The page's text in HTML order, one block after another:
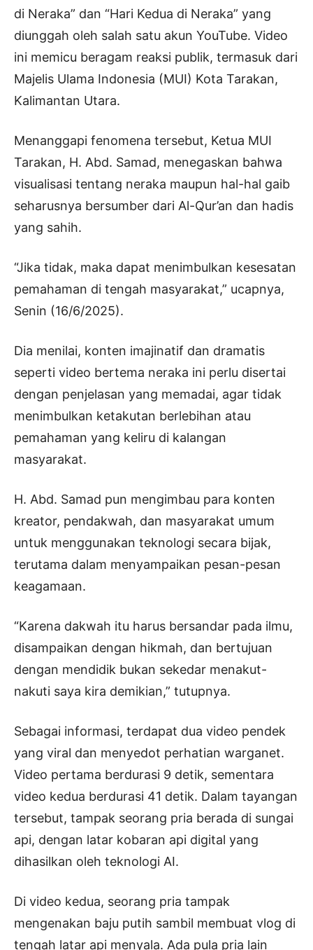
di Neraka” dan “Hari Kedua di Neraka” yang
diunggah oleh salah satu akun YouTube. Video
ini memicu beragam reaksi publik, termasuk dari
Majelis Ulama Indonesia (MUI) Kota Tarakan,
Kalimantan Utara.
Menanggapi fenomena tersebut, Ketua MUI
Tarakan, H. Abd. Samad, menegaskan bahwa
visualisasi tentang neraka maupun hal-hal gaib
seharusnya bersumber dari Al-Qur’an dan hadis
yang sahih.
“Jika tidak, maka dapat menimbulkan kesesatan
pemahaman di tengah masyarakat,” ucapnya,
Senin (16/6/2025).
Dia menilai, konten imajinatif dan dramatis
seperti video bertema neraka ini perlu disertai
dengan penjelasan yang memadai, agar tidak
menimbulkan ketakutan berlebihan atau
pemahaman yang keliru di kalangan
masyarakat.
H. Abd. Samad pun mengimbau para konten
kreator, pendakwah, dan masyarakat umum
untuk menggunakan teknologi secara bijak,
terutama dalam menyampaikan pesan-pesan
keagamaan.
“Karena dakwah itu harus bersandar pada ilmu,
disampaikan dengan hikmah, dan bertujuan
dengan mendidik bukan sekedar menakut-
nakuti saya kira demikian,” tutupnya.
Sebagai informasi, terdapat dua video pendek
yang viral dan menyedot perhatian warganet.
Video pertama berdurasi 9 detik, sementara
video kedua berdurasi 41 detik. Dalam tayangan
tersebut, tampak seorang pria berada di sungai
api, dengan latar kobaran api digital yang
dihasilkan oleh teknologi AI.
Di video kedua, seorang pria tampak
mengenakan baju putih sambil membuat vlog di
tengah latar api menyala. Ada pula pria lain